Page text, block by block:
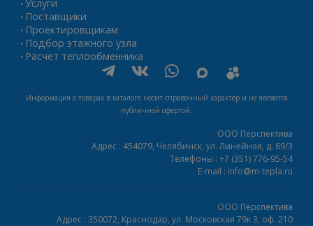
• Услуги
• Поставщики
• Проектировщикам
• Подбор этажного узла
• Расчет теплообменника
Информация о товарах в каталоге носит справочный характер и не является
публичной офертой.
ООО Перспектива
Адрес : 454079, Челябинск, ул. Линейная, д. 69/3
Телефоны : +7 (351) 776-95-54
E-mail : info@m-tepla.ru
ООО Перспектива
Адрес : 350072, Краснодар, ул. Московская 79к 3, оф. 210